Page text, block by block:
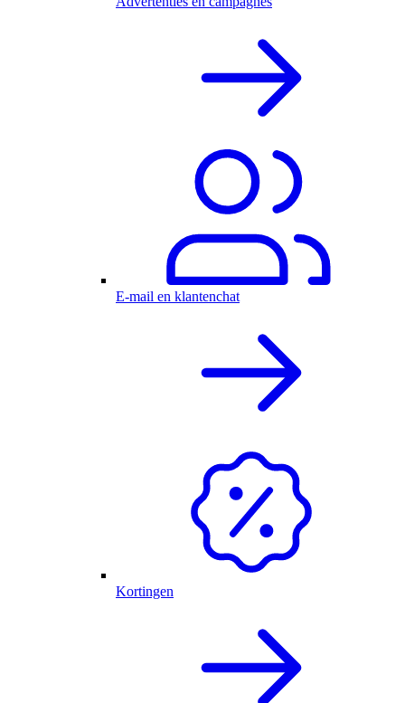
E-mail en klantenchat
Kortingen